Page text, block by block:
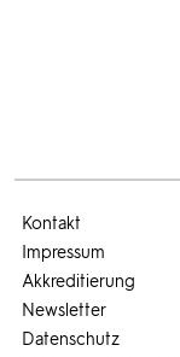
Kontakt
Impressum
Akkreditierung
Newsletter
Datenschutz